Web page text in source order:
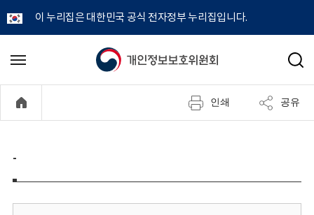
이 누리집은 대한민국 공식 전자정부 누리집입니다.
개
정
보
메
기
검
인쇄 공유
-